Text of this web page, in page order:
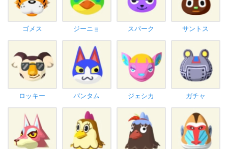
ゴメス ジーニョ スパーク サントス
ロッキー バンタム ジェシカ ガチャ